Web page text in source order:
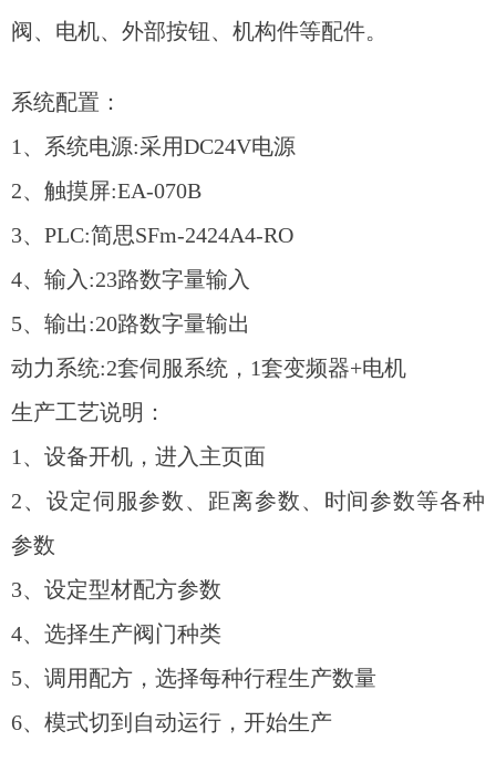
阀、电机、外部按钮、机构件等配件。
系统配置：
1、系统电源:采用DC24V电源
2、触摸屏:EA-070B
3、PLC:简思SFm-2424A4-RO
4、输入:23路数字量输入
5、输出:20路数字量输出
动力系统:2套伺服系统，1套变频器+电机
生产工艺说明：
1、设备开机，进入主页面
2、设定伺服参数、距离参数、时间参数等各种
参数
3、设定型材配方参数
4、选择生产阀门种类
5、调用配方，选择每种行程生产数量
6、模式切到自动运行，开始生产